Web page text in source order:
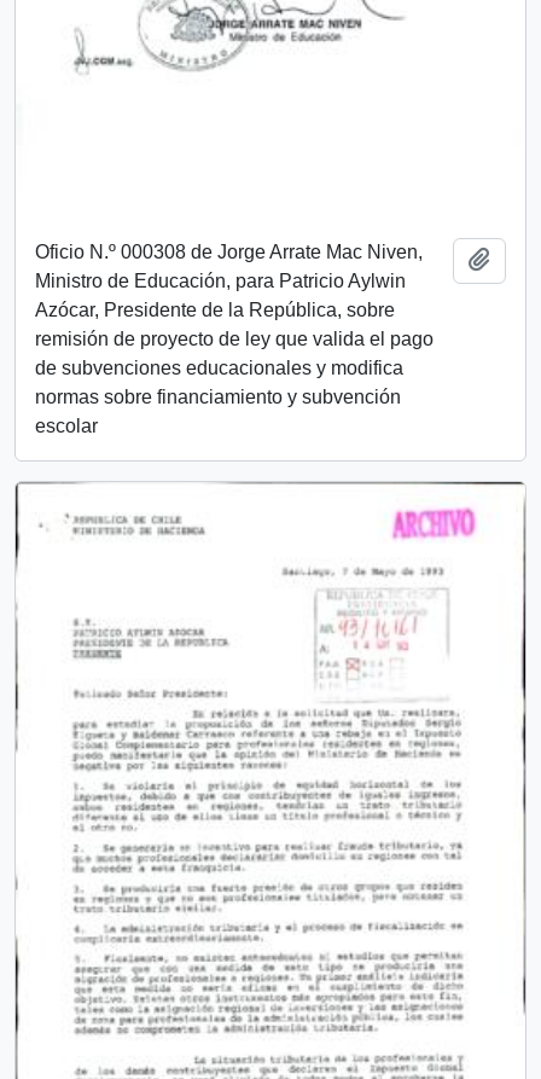
Oficio N.º 000308 de Jorge Arrate Mac Niven,
Ministro de Educación, para Patricio Aylwin
Azócar, Presidente de la República, sobre
remisión de proyecto de ley que valida el pago
de subvenciones educacionales y modifica
normas sobre financiamiento y subvención
escolar